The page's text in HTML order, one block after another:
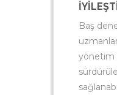
Baş
yönetim